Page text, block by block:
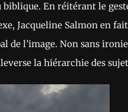
En réitérant le
Jacqueline Salmon en
de l’image. Non sans
la hiérarchie des